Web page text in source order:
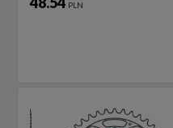
PLN